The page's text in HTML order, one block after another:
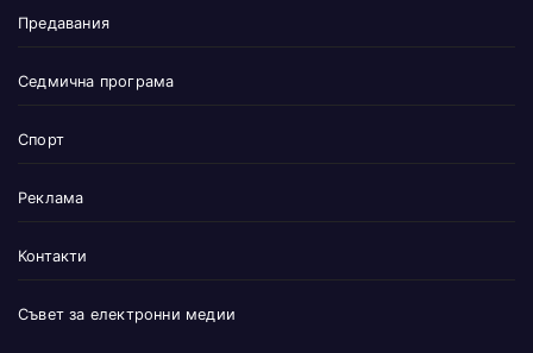
Предавания
Седмична програма
Спорт
Реклама
Контакти
Съвет за електронни медии